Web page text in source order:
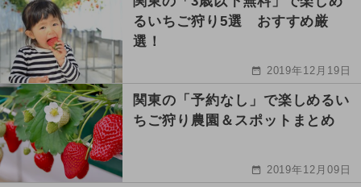
るいちご狩り5選 おすすめ厳
選！
2019年12月19日
関東の「予約なし」で楽しめるい
ちご狩り農園＆スポットまとめ
2019年12月09日